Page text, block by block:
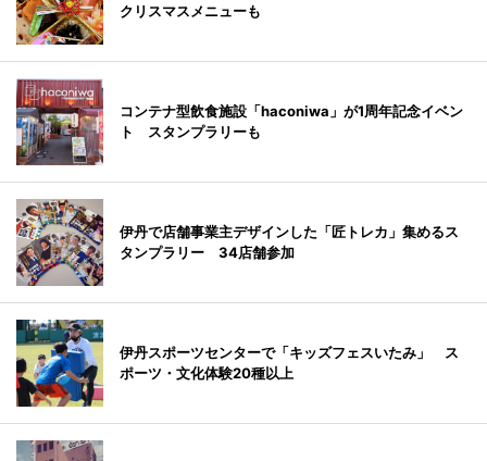
クリスマスメニューも
コンテナ型飲食施設「haconiwa」が1周年記念イベン
ト スタンプラリーも
伊丹で店舗事業主デザインした「匠トレカ」集めるス
タンプラリー 34店舗参加
伊丹スポーツセンターで「キッズフェスいたみ」 ス
ポーツ・文化体験20種以上